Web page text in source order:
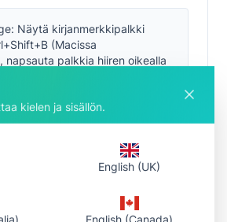
Näytä kirjanmerkkipalkki
(Macissa
napsauta palkkia hiiren oikealla
sivu". Liitä koodi URL-
kirjanmerkkipalkkia hiiren
kirjanmerkkipalkki käyttöön
kielen ja sisällön.
English (UK)
English (Canada)